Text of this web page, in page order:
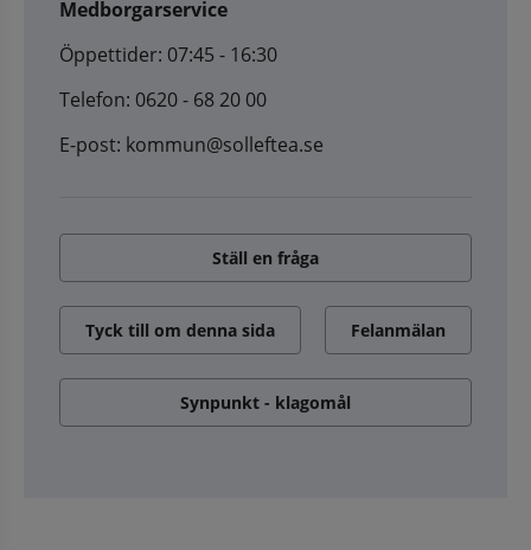
Medborgarservice
Öppettider: 07:45 - 16:30
Telefon: 0620 - 68 20 00
E-post: kommun@solleftea.se
Ställ en fråga
Tyck till om denna sida Felanmälan
Synpunkt - klagomål